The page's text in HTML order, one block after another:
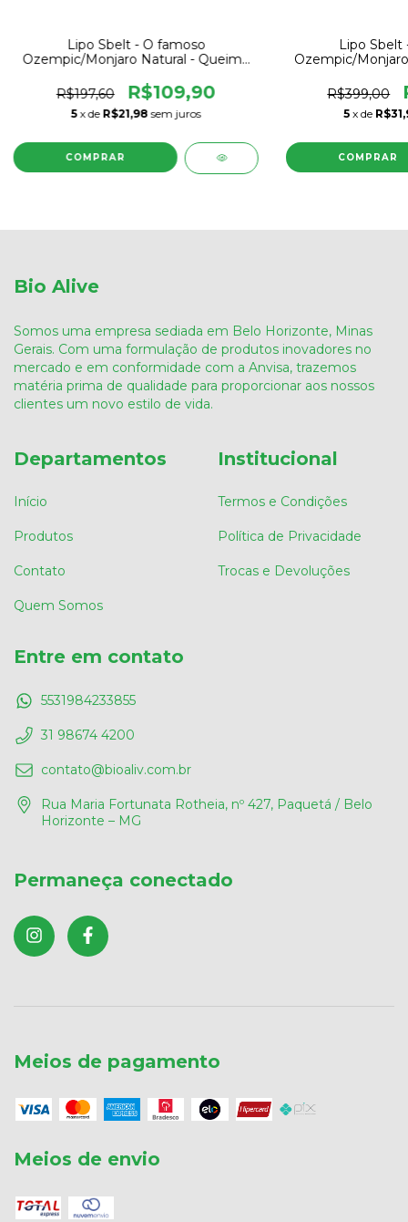
Lipo Sbelt - O famoso
Ozempic/Monjaro Natural - Queime
tratamento )
R$197,60 R$109,90
5 x de R$21,98 sem juros
Lipo Sbelt
Ozempic/
R$399,00
5 x de
Bio Alive
Somos uma empresa sediada em Belo Horizonte, Minas
Gerais. Com uma formulação de produtos inovadores no
mercado e em conformidade com a Anvisa, trazemos
matéria prima de qualidade para proporcionar aos nossos
clientes um novo estilo de vida.
Departamentos
Início
Produtos
Contato
Quem Somos
Institucional
Termos e Condições
Política de Privacidade
Trocas e Devoluções
Entre em contato
5531984233855
31 98674 4200
contato@bioaliv.com.br
Rua Maria Fortunata Rotheia, nº 427, Paquetá / Belo
Horizonte – MG
Permaneça conectado
Meios de pagamento
Meios de envio